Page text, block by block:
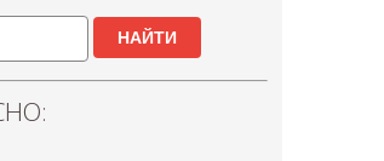
НАЙТИ